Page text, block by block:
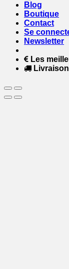
Blog
Boutique
Contact
Se
Newsletter
Les